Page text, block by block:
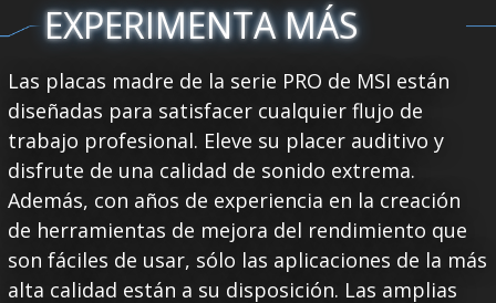
EXPERIMENTA MÁS
Las placas madre de la serie PRO de MSI están
diseñadas para satisfacer cualquier flujo de
trabajo profesional. Eleve su placer auditivo y
disfrute de una calidad de sonido extrema.
Además, con años de experiencia en la creación
de herramientas de mejora del rendimiento que
son fáciles de usar, sólo las aplicaciones de la más
alta calidad están a su disposición. Las amplias